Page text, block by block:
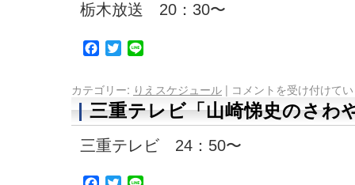
栃木放送 20：30〜
Facebook
Twitter
カテゴリー: りえスケジュール | コメントを受け付けて
三重テレビ「山崎悌史のさわ
三重テレビ 24：50〜